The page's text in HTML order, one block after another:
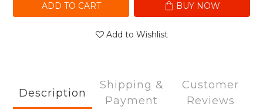
ADD TO CART BUY NOW
Add to Wishlist
Description
Shipping &
Payment
Customer
Reviews